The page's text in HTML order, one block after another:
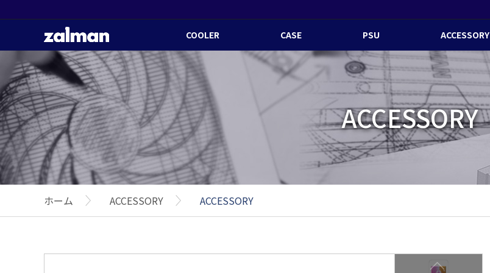
COOLER CASE PSU ACCESSORY
ACCESSORY
ホーム ACCESSORY ACCESSORY